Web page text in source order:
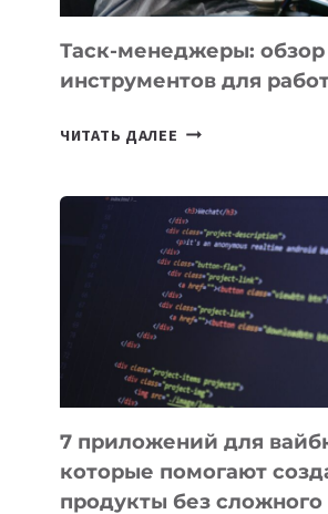
Таск-менеджеры:
инструментов для
ЧИТАТЬ ДАЛЕЕ ТАСК-
ПОЛЕЗНЫХ
ИНСТРУМЕНТОВ
ДЛЯ
РАБОТЫ
7 приложений для
которые помогают
продукты без сложного